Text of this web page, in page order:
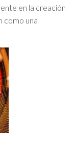
en la creación
como una